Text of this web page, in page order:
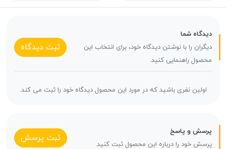
دیدگاه شما
دیگران را با نوشتن دیدگاه خود، برای انتخاب این
محصول راهنمایی کنید.
ثبت دیدگاه
اولین نفری باشید که در مورد این محصول دیدگاه خود را ثبت می کند.
پرسش و پاسخ
پرسش خود را درباره این محصول ثبت کنید.
ثبت پرسش